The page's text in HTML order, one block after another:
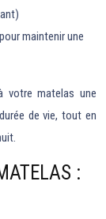
maintenir une
votre matelas une
de vie, tout en
: